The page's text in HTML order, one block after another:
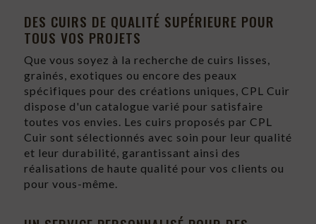
DES CUIRS DE QUALITÉ SUPÉRIEURE POUR
TOUS VOS PROJETS
Que vous soyez à la recherche de cuirs lisses,
grainés, exotiques ou encore des peaux
spécifiques pour des créations uniques, CPL Cuir
dispose d'un catalogue varié pour satisfaire
toutes vos envies. Les cuirs proposés par CPL
Cuir sont sélectionnés avec soin pour leur qualité
et leur durabilité, garantissant ainsi des
réalisations de haute qualité pour vos clients ou
pour vous-même.